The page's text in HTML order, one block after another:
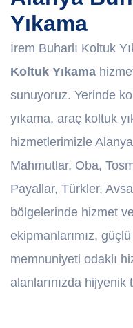
Yıkama
İrem Buharlı Koltuk
Koltuk Yıkama
sunuyoruz. Yerinde
yıkama, araç koltuk
hizmetlerimizle
Mahmutlar, Oba,
Payallar, Türkler,
bölgelerinde hizmet
ekipmanlarımız,
memnuniyeti odaklı
alanlarınızda